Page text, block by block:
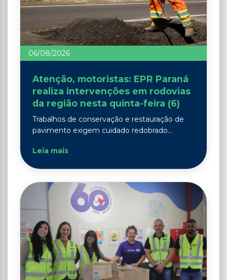
06/08/2026
Atenção, motoristas: EPR Paraná
realiza intervenções em rodovias
da região nesta quinta-feira (6)
Trabalhos de conservação e restauração de
pavimento exigem cuidado redobrado...
Leia mais